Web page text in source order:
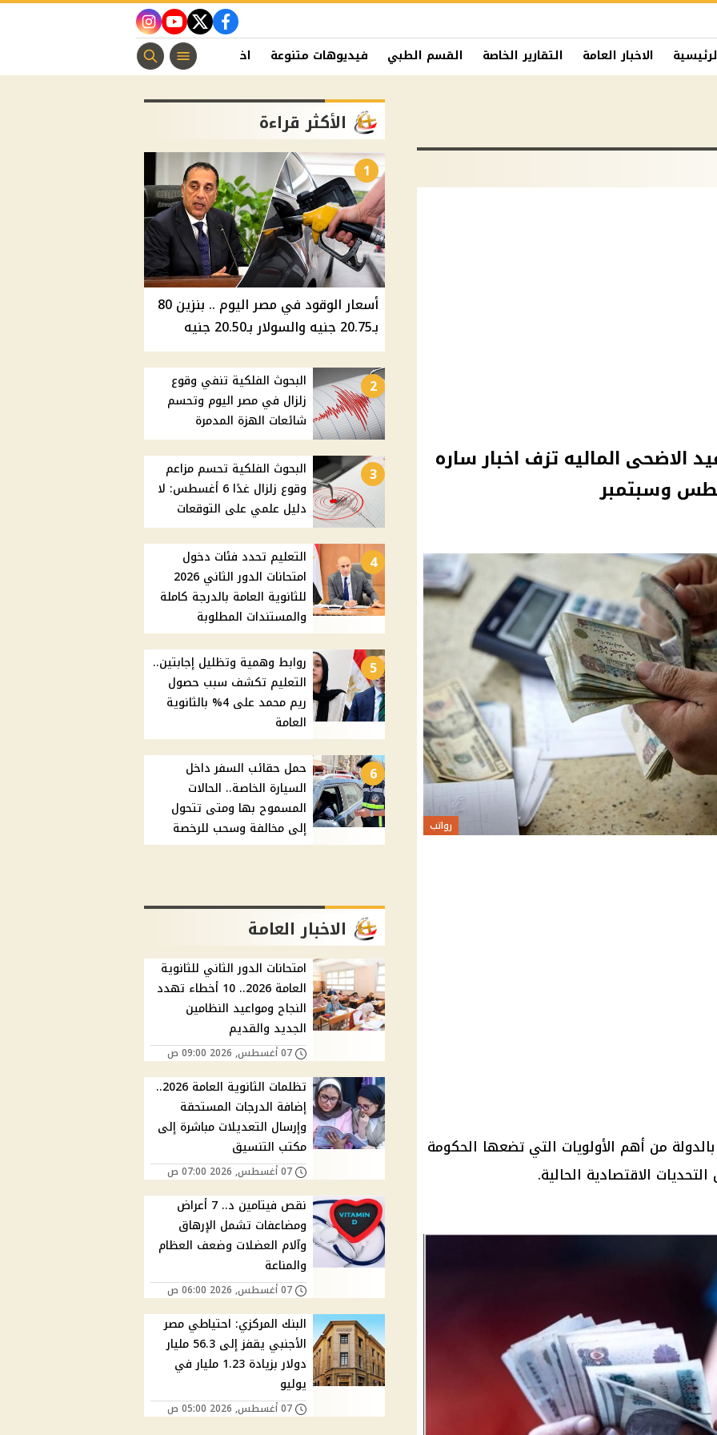
facebook
twitter
youtube
instagram
الاخبار العامة التقارير الخاصة القسم الطبي فيديوهات متنوعة اخبار الفن منوعات مسيحية
الاضحى الماليه تزف اخبار ساره
وسبتمبر
رواتب
من أهم الأولويات التي تضعها الحكومة
الاقتصادية الحالية.
الأكثر قراءة
1
أسعار الوقود في مصر اليوم .. بنزين 80
بـ20.75 جنيه والسولار بـ20.50 جنيه
2
البحوث الفلكية تنفي وقوع
زلزال في مصر اليوم وتحسم
شائعات الهزة المدمرة
3
البحوث الفلكية تحسم مزاعم
وقوع زلزال غدًا 6 أغسطس: لا
دليل علمي على التوقعات
4
التعليم تحدد فئات دخول
امتحانات الدور الثاني 2026
للثانوية العامة بالدرجة كاملة
والمستندات المطلوبة
5
روابط وهمية وتظليل إجابتين..
التعليم تكشف سبب حصول
ريم محمد على 4% بالثانوية
العامة
6
حمل حقائب السفر داخل
السيارة الخاصة.. الحالات
المسموح بها ومتى تتحول
إلى مخالفة وسحب للرخصة
الاخبار العامة
امتحانات الدور الثاني للثانوية
العامة 2026.. 10 أخطاء تهدد
النجاح ومواعيد النظامين
الجديد والقديم
07 أغسطس, 2026 09:00 ص
تظلمات الثانوية العامة 2026..
إضافة الدرجات المستحقة
وإرسال التعديلات مباشرة إلى
مكتب التنسيق
07 أغسطس, 2026 07:00 ص
نقص فيتامين د.. 7 أعراض
ومضاعفات تشمل الإرهاق
وآلام العضلات وضعف العظام
والمناعة
07 أغسطس, 2026 06:00 ص
البنك المركزي: احتياطي مصر
الأجنبي يقفز إلى 56.3 مليار
دولار بزيادة 1.23 مليار في
يوليو
07 أغسطس, 2026 05:00 ص